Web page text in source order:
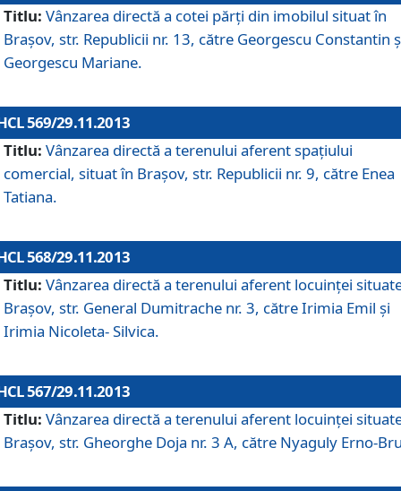
Titlu: Vânzarea directă a cotei părţi din imobilul situat în
Braşov, str. Republicii nr. 13, către Georgescu Constantin
Georgescu Mariane.
569/29.11.2013
Titlu: Vânzarea directă a terenului aferent spaţiului
comercial, situat în Braşov, str. Republicii nr. 9, către Enea
Tatiana.
568/29.11.2013
Titlu: Vânzarea directă a terenului aferent locuinţei
Braşov, str. General Dumitrache nr. 3, către Irimia Emil şi
Irimia Nicoleta- Silvica.
567/29.11.2013
Titlu: Vânzarea directă a terenului aferent locuinţei
Braşov, str. Gheorghe Doja nr. 3 A, către Nyaguly Erno-